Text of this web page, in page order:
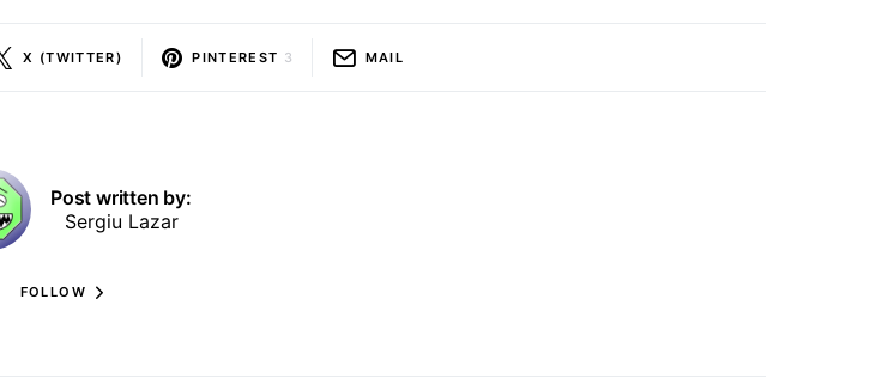
X (TWITTER) PINTEREST 3 MAIL
Post written by:
Sergiu Lazar
FOLLOW